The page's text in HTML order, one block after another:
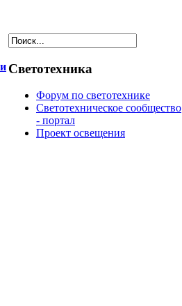
Светотехника
Форум по светотехнике
Светотехническое сообщество
- портал
Проект освещения